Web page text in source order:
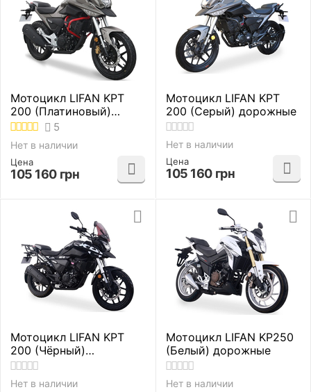
Мотоцикл LIFAN KPT
200 (Платиновый)
дорожные
5
Нет в наличии
Цена
105 160 грн
Мотоцикл LIFAN KPT
200 (Серый) дорожные
Нет в наличии
Цена
105 160 грн
Мотоцикл LIFAN KPT
200 (Чёрный)
дорожные
Нет в наличии
Мотоцикл LIFAN KP250
(Белый) дорожные
Нет в наличии